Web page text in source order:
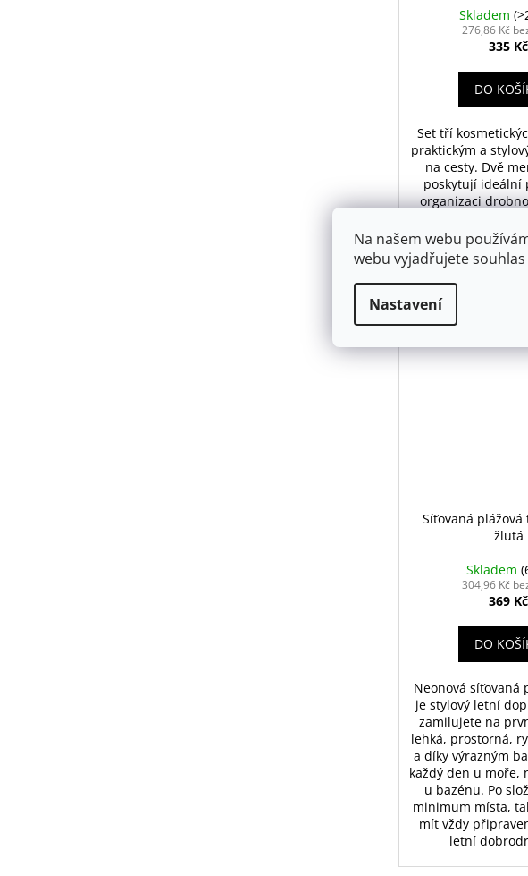
Na našem webu
webu vyjadřujete
Nastavení
Skladem
276,86 Kč
335 Kč
DO
Set tří
praktickým a
na cesty. Dvě
poskytují ideální
organizaci
usnadňuje
kombinace malé
taštičky a
růžovými
Síťovaná plážová
žlutá
Skladem
304,96 Kč
369 Kč
DO
Neonová síťovaná
je stylový letní
zamilujete na
lehká, prostorná,
a díky výrazným
každý den u moře,
u bazénu. Po
minimum místa,
mít vždy
letní